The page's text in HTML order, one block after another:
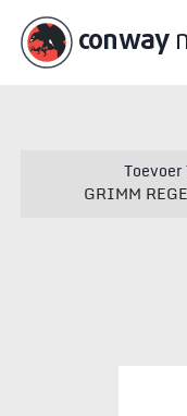
conway
Toevoer
GRIMM